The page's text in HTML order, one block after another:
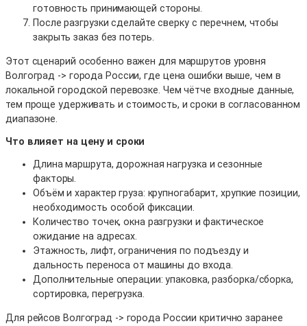
готовность принимающей стороны.
После разгрузки сделайте сверку с перечнем, чтобы
закрыть заказ без потерь.
Этот сценарий особенно важен для маршрутов уровня
Волгоград -> города России, где цена ошибки выше, чем в
локальной городской перевозке. Чем чётче входные данные,
тем проще удерживать и стоимость, и сроки в согласованном
диапазоне.
Что влияет на цену и сроки
Длина маршрута, дорожная нагрузка и сезонные
факторы.
Объём и характер груза: крупногабарит, хрупкие позиции,
необходимость особой фиксации.
Количество точек, окна разгрузки и фактическое
ожидание на адресах.
Этажность, лифт, ограничения по подъезду и
дальность переноса от машины до входа.
Дополнительные операции: упаковка, разборка/сборка,
сортировка, перегрузка.
Для рейсов Волгоград -> города России критично заранее